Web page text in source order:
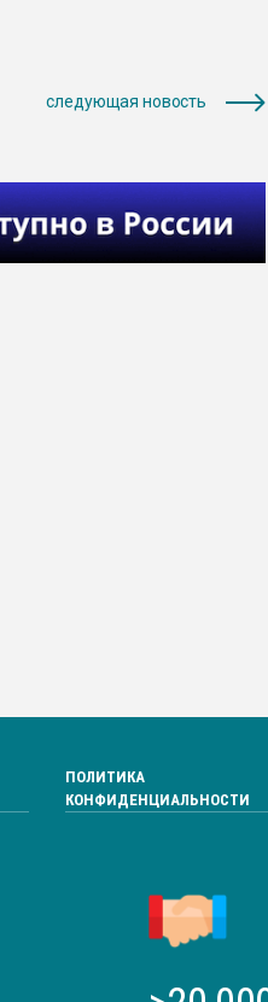
следующая новость
ПОЛИТИКА
КОНФИДЕНЦИАЛЬНОСТИ